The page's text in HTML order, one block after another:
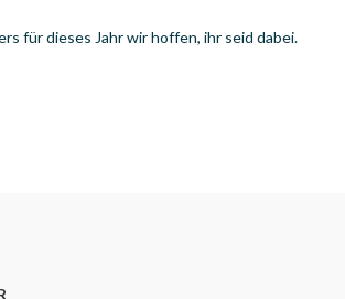
für dieses Jahr wir hoffen, ihr seid dabei.